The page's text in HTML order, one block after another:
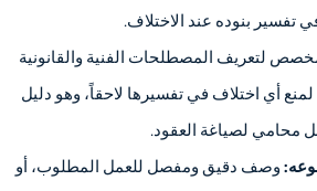
تفسير بنوده عند الاختلاف.
لتعريف المصطلحات الفنية والقانونية
لمنع أي اختلاف في تفسيرها لاحقاً، وهو دليل
محامي لصياغة العقود.
وصف دقيق ومفصل للعمل المطلوب، أو